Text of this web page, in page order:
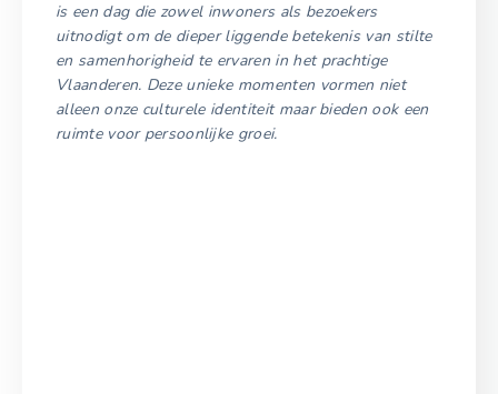
is een dag die zowel inwoners als bezoekers
uitnodigt om de dieper liggende betekenis van stilte
en samenhorigheid te ervaren in het prachtige
Vlaanderen. Deze unieke momenten vormen niet
alleen onze culturele identiteit maar bieden ook een
ruimte voor persoonlijke groei.